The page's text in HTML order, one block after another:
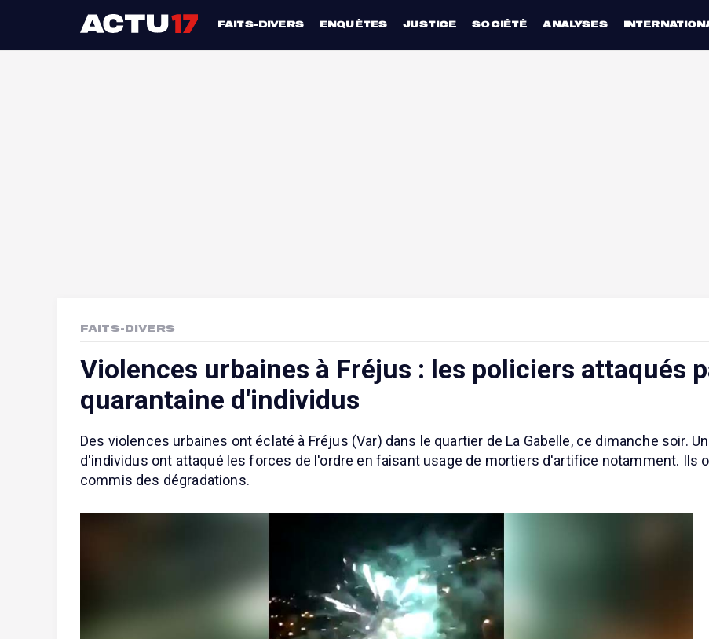
FAITS-DIVERS ENQUÊTES JUSTICE SOCIÉTÉ ANALYSES
FAITS-DIVERS
Violences urbaines à Fréjus : les policiers attaqués
quarantaine d'individus
Des violences urbaines ont éclaté à Fréjus (Var) dans le quartier de La Gabelle, ce dimanche soir.
d'individus ont attaqué les forces de l'ordre en faisant usage de mortiers d'artifice notamment. Ils
commis des dégradations.